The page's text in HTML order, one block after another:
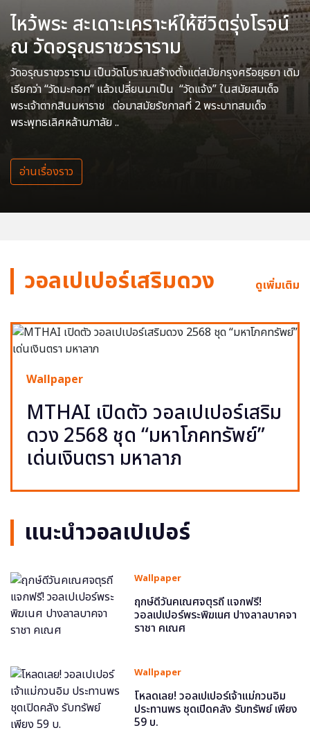
ไหว้พระ สะเดาะเคราะห์ให้ชีวิตรุ่งโรจน์
ณ วัดอรุณราชวราราม
วัดอรุณราชวราราม เป็นวัดโบราณสร้างตั้งแต่สมัยกรุงศรีอยุธยา เดิม
เรียกว่า “วัดมะกอก” แล้วเปลี่ยนมาเป็น “วัดแจ้ง” ในสมัยสมเด็จ
พระเจ้าตากสินมหาราช ต่อมาสมัยรัชกาลที่ 2 พระบาทสมเด็จ
พระพุทธเลิศหล้านภาลัย ..
อ่านเรื่องราว
วอลเปเปอร์เสริมดวง ดูเพิ่มเติม
Wallpaper
MTHAI เปิดตัว วอลเปเปอร์เสริม
ดวง 2568 ชุด “มหาโภคทรัพย์”
เด่นเงินตรา มหาลาภ
แนะนำวอลเปเปอร์
Wallpaper
ฤกษ์ดีวันคเณศจตุรถี แจกฟรี!
วอลเปเปอร์พระพิฆเนศ ปางลาลบาคจา
ราชา คเณศ
Wallpaper
โหลดเลย! วอลเปเปอร์เจ้าแม่กวนอิม
ประทานพร ชุดเปิดคลัง รับทรัพย์ เพียง
59 บ.